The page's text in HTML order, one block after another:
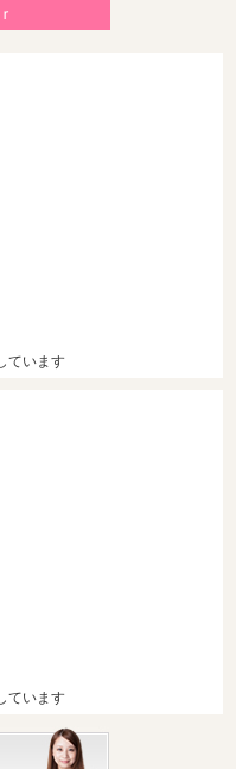
活で無双する3つの戦略！30代
ています
ています